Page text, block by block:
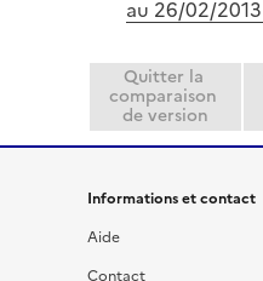
au 26/02/2013
Quitter la
comparaison
de version
Informations et contact
Aide
Contact